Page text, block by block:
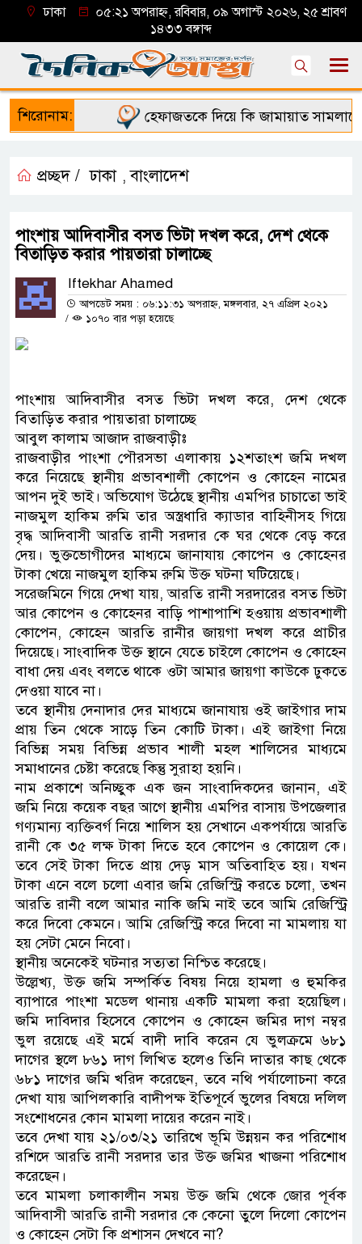
ঢাকা
০৫:২১ অপরাহ্ন, রবিবার, ০৯ অগাস্ট ২০২৬, ২৫ শ্রাবণ
১৪৩৩ বঙ্গাব্দ
শিরোনাম: হেফাজতকে দিয়ে কি জামায়াত সামলাতে
প্রচ্ছদ / ঢাকা ,বাংলাদেশ
পাংশায় আদিবাসীর বসত ভিটা দখল করে, দেশ থেকে
বিতাড়িত করার পায়তারা চালাচ্ছে
Iftekhar Ahamed
আপডেট সময় : ০৬:১১:৩১ অপরাহ্ন, মঙ্গলবার, ২৭ এপ্রিল ২০২১
/
১০৭০ বার পড়া হয়েছে
পাংশায় আদিবাসীর বসত ভিটা দখল করে, দেশ থেকে
বিতাড়িত করার পায়তারা চালাচ্ছে
আবুল কালাম আজাদ রাজবাড়ীঃ
রাজবাড়ীর পাংশা পৌরসভা এলাকায় ১২শতাংশ জমি দখল
করে নিয়েছে স্থানীয় প্রভাবশালী কোপেন ও কোহেন নামের
আপন দুই ভাই। অভিযোগ উঠেছে স্থানীয় এমপির চাচাতো ভাই
নাজমুল হাকিম রুমি তার অস্ত্রধারি ক্যাডার বাহিনীসহ গিয়ে
বৃদ্ধ আদিবাসী আরতি রানী সরদার কে ঘর থেকে বেড় করে
দেয়। ভুক্তভোগীদের মাধ্যমে জানাযায় কোপেন ও কোহেনর
টাকা খেয়ে নাজমুল হাকিম রুমি উক্ত ঘটনা ঘটিয়েছে।
সরেজমিনে গিয়ে দেখা যায়, আরতি রানী সরদারের বসত ভিটা
আর কোপেন ও কোহেনর বাড়ি পাশাপাশি হওয়ায় প্রভাবশালী
কোপেন, কোহেন আরতি রানীর জায়গা দখল করে প্রাচীর
দিয়েছে। সাংবাদিক উক্ত স্থানে যেতে চাইলে কোপেন ও কোহেন
বাধা দেয় এবং বলতে থাকে ওটা আমার জায়গা কাউকে ঢুকতে
দেওয়া যাবে না।
তবে স্থানীয় দেনাদার দের মাধ্যমে জানাযায় ওই জাইগার দাম
প্রায় তিন থেকে সাড়ে তিন কোটি টাকা। এই জাইগা নিয়ে
বিভিন্ন সময় বিভিন্ন প্রভাব শালী মহল শালিসের মাধ্যমে
সমাধানের চেষ্টা করেছে কিন্তু সুরাহা হয়নি।
নাম প্রকাশে অনিচ্ছুক এক জন সাংবাদিকদের জানান, এই
জমি নিয়ে কয়েক বছর আগে স্থানীয় এমপির বাসায় উপজেলার
গণ্যমান্য ব্যক্তিবর্গ নিয়ে শালিস হয় সেখানে একপর্যায়ে আরতি
রানী কে ৩৫ লক্ষ টাকা দিতে হবে কোপেন ও কোয়েল কে।
তবে সেই টাকা দিতে প্রায় দেড় মাস অতিবাহিত হয়। যখন
টাকা এনে বলে চলো এবার জমি রেজিস্ট্রি করতে চলো, তখন
আরতি রানী বলে আমার নাকি জমি নাই তবে আমি রেজিস্ট্রি
করে দিবো কেমনে। আমি রেজিস্ট্রি করে দিবো না মামলায় যা
হয় সেটা মেনে নিবো।
স্থানীয় অনেকেই ঘটনার সত্যতা নিশ্চিত করেছে।
উল্লেখ্য, উক্ত জমি সম্পর্কিত বিষয় নিয়ে হামলা ও হুমকির
ব্যাপারে পাংশা মডেল থানায় একটি মামলা করা হয়েছিল।
জমি দাবিদার হিসেবে কোপেন ও কোহেন জমির দাগ নম্বর
ভুল রয়েছে এই মর্মে বাদী দাবি করেন যে ভুলক্রমে ৬৮১
দাগের স্থলে ৮৬১ দাগ লিখিত হলেও তিনি দাতার কাছ থেকে
৬৮১ দাগের জমি খরিদ করেছেন, তবে নথি পর্যালোচনা করে
দেখা যায় আপিলকারি বাদীপক্ষ ইতিপূর্বে ভুলের বিষয়ে দলিল
সংশোধনের কোন মামলা দায়ের করেন নাই।
তবে দেখা যায় ২১/০৩/২১ তারিখে ভূমি উন্নয়ন কর পরিশোধ
রশিদে আরতি রানী সরদার তার উক্ত জমির খাজনা পরিশোধ
করেছেন।
তবে মামলা চলাকালীন সময় উক্ত জমি থেকে জোর পূর্বক
আদিবাসী আরতি রানী সরদার কে কেনো তুলে দিলো কোপেন
ও কোহেন সেটা কি প্রশাসন দেখবে না?